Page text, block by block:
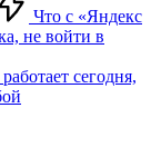
Что с «Яндекс
не войти в
сегодня,